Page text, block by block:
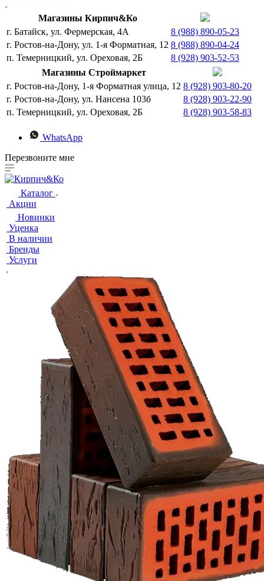
Магазины Кирпич&Ко
г. Батайск, ул. Фермерская, 4А
8 (988) 890-05-23
г. Ростов-на-Дону, ул. 1-я Форматная, 12 8 (988) 890-04-24
п. Темерницкий, ул. Ореховая, 2Б
8 (928) 903-52-53
Магазины Строймаркет
г. Ростов-на-Дону, 1-я Форматная улица, 12 8 (928) 903-80-20
г. Ростов-на-Дону, ул. Нансена 103б
8 (928) 903-22-90
п. Темерницкий, ул. Ореховая, 2Б
8 (928) 903-58-83
WhatsApp
Перезвоните мне
Каталог
Акции
Новинки
Уценка
В наличии
Бренды
Услуги